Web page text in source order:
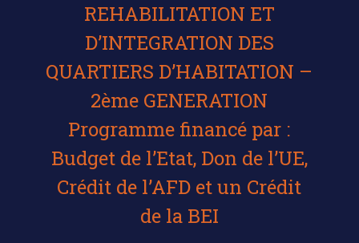
REHABILITATION ET
D’INTEGRATION DES
QUARTIERS D’HABITATION –
2ème GENERATION
Programme financé par :
Budget de l’Etat, Don de l’UE,
Crédit de l’AFD et un Crédit
de la BEI